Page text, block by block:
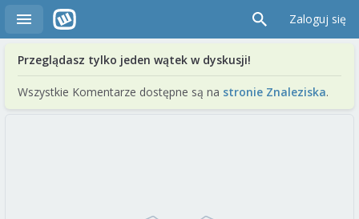
Zaloguj się
Przeglądasz tylko jeden wątek w dyskusji!
Wszystkie Komentarze dostępne są na stronie Znaleziska.